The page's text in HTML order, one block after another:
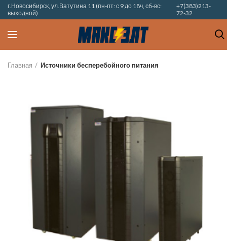
г.Новосибирск, ул.Ватутина 11 (пн-пт: с 9 до 18ч, сб-вс:
выходной)
+7(383)213-
72-32
Главная Источники бесперебойного питания